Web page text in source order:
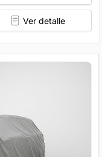
Ver detalle